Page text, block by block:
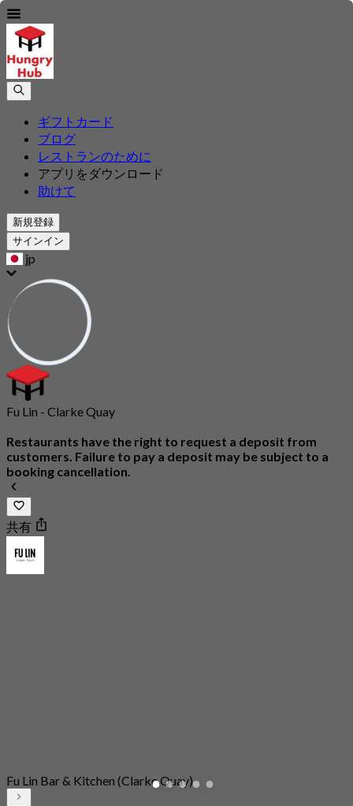
ギフトカード
ブログ
レストランのために
アプリをダウンロード
助けて
新規登録
サインイン
jp
Fu Lin - Clarke Quay
Restaurants have the right to request a deposit from
customers. Failure to pay a deposit may be subject to a
booking cancellation.
共有
Fu Lin Bar & Kitchen (Clarke Quay)